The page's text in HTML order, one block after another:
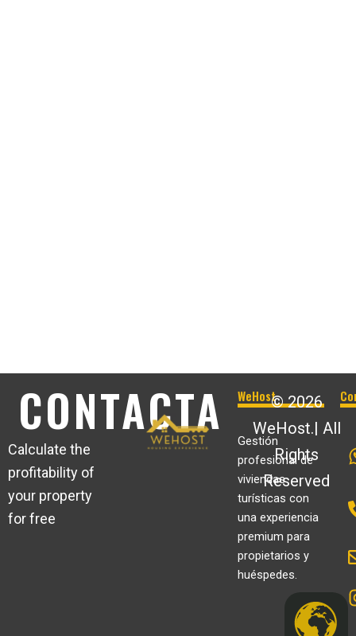
CONTACTA
Calculate the
profitability of
your property
for free
WeHost
Gestión
profesional de
viviendas
turísticas con
una experiencia
premium para
propietarios y
huéspedes.
© 2026
WeHost.| All
Rights
Reserved